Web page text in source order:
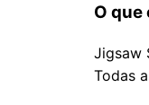
O que
Jigsaw
Todas